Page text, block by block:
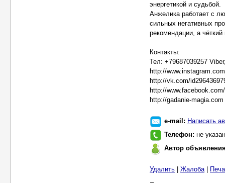
энергетикой и судьбой.
Анжелика работает с
сильных негативных
рекомендации, а
Контакты:
Тел: +79687039257
http://
http://vk.com/
http://
http://gadanie-magia.com
e-mail: Написать
Телефон: не указан
Автор
Удалить Жалоба|